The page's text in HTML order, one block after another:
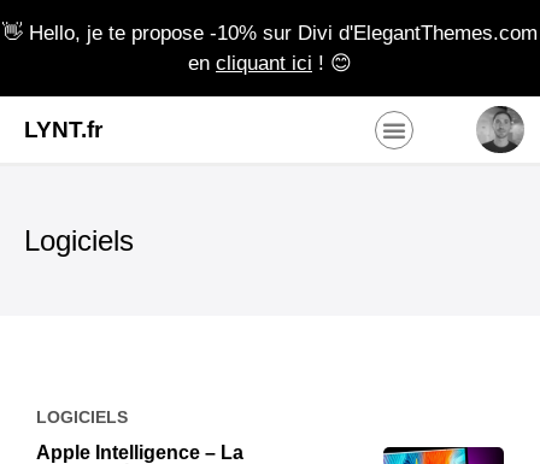
👋 Hello, je te propose -10% sur Divi d'ElegantThemes.com
en cliquant ici ! 😊
LYNT.fr
Logiciels
LOGICIELS
Apple Intelligence – La